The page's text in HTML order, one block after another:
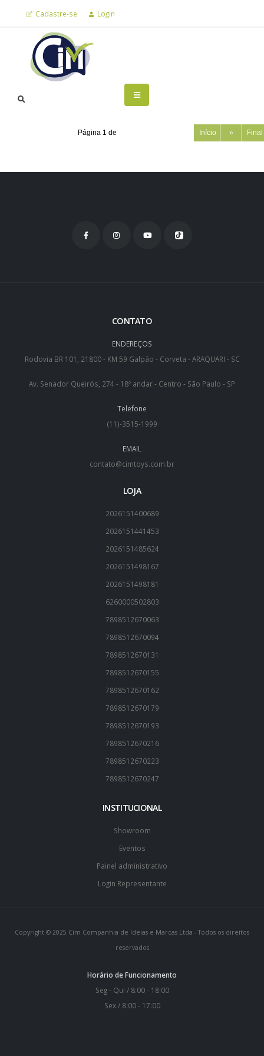
Cadastre-se Login
Página 1 de Início »
CONTATO
ENDEREÇOS
Rodovia BR 101, 21800 - KM 59 Galpão - Corveta - ARAQUARI - SC
Av. Senador Queirós, 274 - 18º andar - Centro - São Paulo - SP
Telefone
(11)-3515-1999
EMAIL
contato@cimtoys.com.br
LOJA
2026151400689
2026151441453
2026151485624
2026151498167
2026151498181
6260000502803
7898512670063
7898512670094
7898512670131
7898512670155
7898512670162
7898512670179
7898512670193
7898512670216
7898512670223
7898512670247
INSTITUCIONAL
Showroom
Eventos
Painel administrativo
Login Representante
Copyright © 2025 Cim Companhia de Ideias e Marcas Ltda - Todos os direitos
reservados
Horário de Funcionamento
Seg - Qui / 8:00 - 18:00
Sex / 8:00 - 17:00